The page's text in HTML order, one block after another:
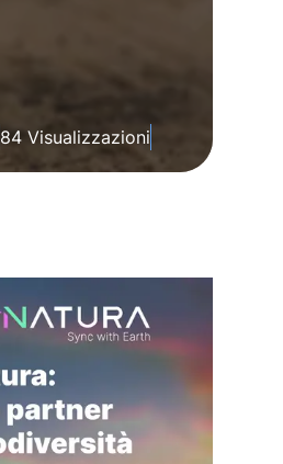
84 Visualizzazioni